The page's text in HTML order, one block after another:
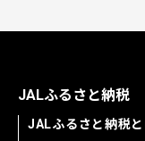
JALふるさと納税
JALふるさと納税